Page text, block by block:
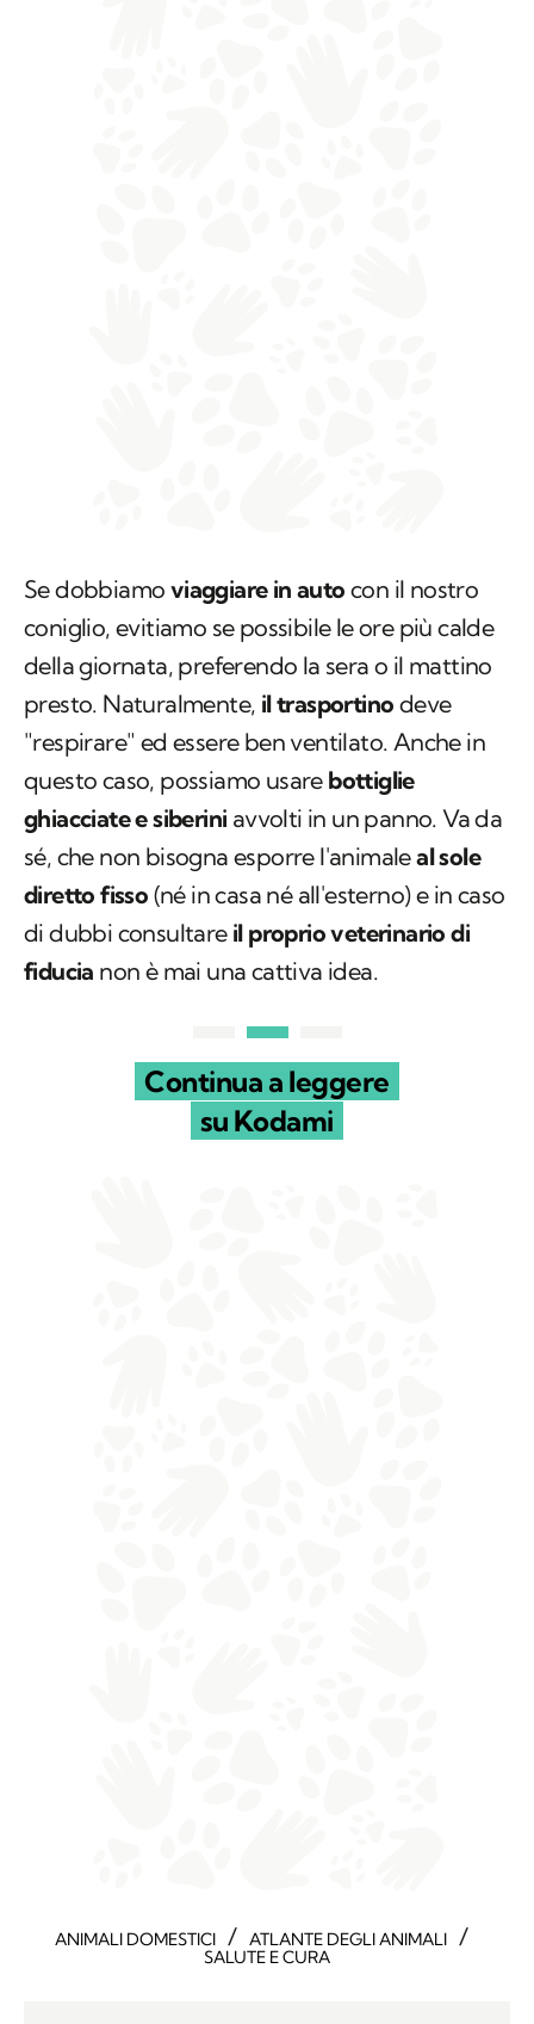
Se dobbiamo viaggiare in auto con il nostro
coniglio, evitiamo se possibile le ore più calde
della giornata, preferendo la sera o il mattino
presto. Naturalmente, il trasportino deve
"respirare" ed essere ben ventilato. Anche in
questo caso, possiamo usare bottiglie
ghiacciate e siberini avvolti in un panno. Va da
sé, che non bisogna esporre l'animaleal sole
diretto fisso (né in casa né all'esterno) e in caso
di dubbi consultare il proprio veterinario di
fiducia non è mai una cattiva idea.
Continua a leggere
su Kodami
ANIMALI DOMESTICI / ATLANTE DEGLI ANIMALI /
SALUTE E CURA